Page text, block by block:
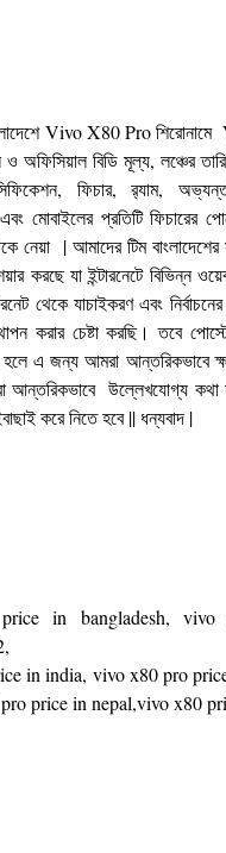
Vivo X80 Pro
অফিসিয়াল বিডি মূল্য, লঞ্চের
ফিচার, র‌্যাম,
মোবাইলের প্রতিটি ফিচারের
নেয়া | আমাদের টিম
করছে যা ইন্টারনেটে বিভিন্ন
থেকে যাচাইকরণ এবং
করার চেষ্টা করছি। তবে
এ জন্য আমরা আন্তরিকভাবে
আন্তরিকভাবে উল্লেখযোগ্য কথা
করে নিতে হবে || ধন্যবাদ |
in bangladesh,
in india, vivo x80 pro
price in nepal,vivo x80